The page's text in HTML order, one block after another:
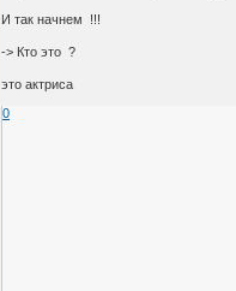
И так начнем !!!
-> Кто это ?
это актриса
0